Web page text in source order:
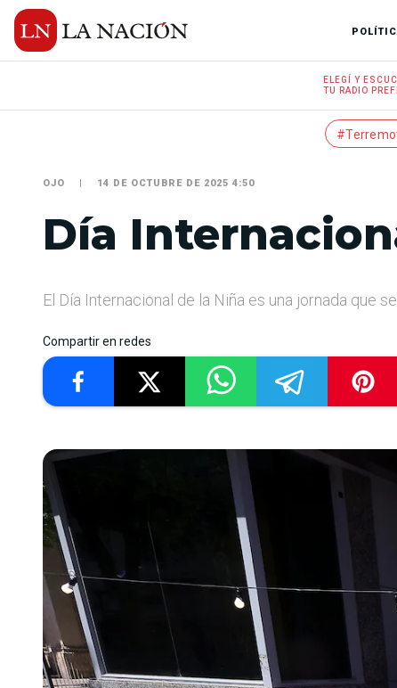
ELEGÍ Y
TU RADIO
OJO 14 DE OCTUBRE DE 2025 4:50
Día
El Día Internacional de la Niña es una jornada que
Compartir en redes